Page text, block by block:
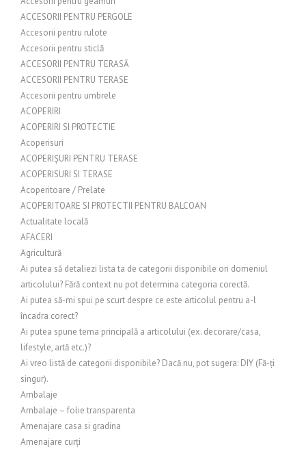
ACCESORII PENTRU PERGOLE
Accesorii pentru rulote
Accesorii pentru sticlă
ACCESORII PENTRU TERASĂ
ACCESORII PENTRU TERASE
Accesorii pentru umbrele
ACOPERIRI
ACOPERIRI SI PROTECTIE
Acoperisuri
ACOPERIȘURI PENTRU TERASE
ACOPERISURI SI TERASE
Acoperitoare / Prelate
ACOPERITOARE SI PROTECTII PENTRU BALCOAN
Actualitate locală
AFACERI
Agricultură
Ai putea să detaliezi lista ta de categorii disponibile ori domeniul
articolului? Fără context nu pot determina categoria corectă.
Ai putea să-mi spui pe scurt despre ce este articolul pentru a-l
încadra corect?
Ai putea spune tema principală a articolului (ex. decorare/casa,
lifestyle, artă etc.)?
Ai vreo listă de categorii disponibile? Dacă nu, pot sugera: DIY (Fă-ți
singur).
Ambalaje
Ambalaje – folie transparenta
Amenajare casa si gradina
Amenajare curți